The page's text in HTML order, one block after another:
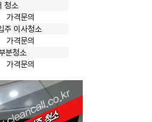
청소
가격문의
주 이사청소
가격문의
분청소
가격문의